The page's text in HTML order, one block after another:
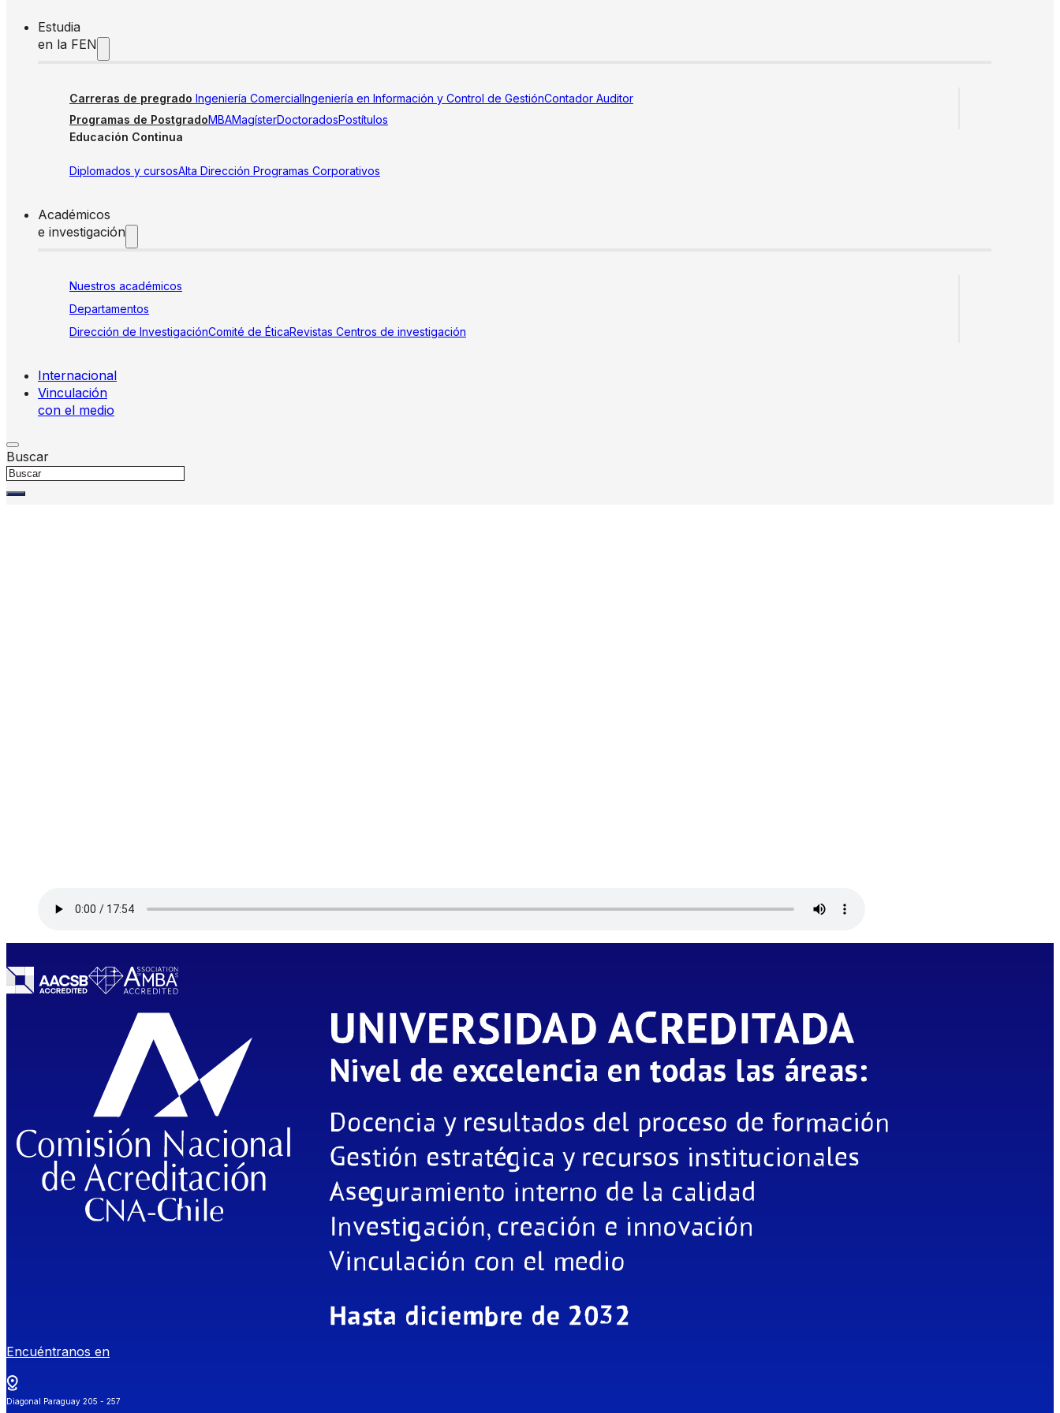
Estudia
en la FEN
Carreras de pregrado Ingeniería ComercialIngeniería en Información y Control de GestiónContador Auditor
Programas de PostgradoMBAMagísterDoctoradosPostítulos
Educación Continua
Diplomados y cursosAlta Dirección Programas Corporativos
Académicos
e investigación
Nuestros académicos
Departamentos
Dirección de InvestigaciónComité de ÉticaRevistas Centros de investigación
Internacional
Vinculación
con el medio
Buscar
Encuéntranos en
Diagonal Paraguay 205 - 257